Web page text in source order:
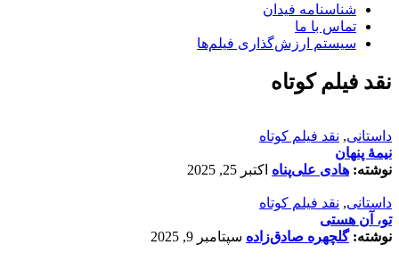
شناسنامه فیدان
تماس با ما
سیستم ارزش‌گذاری فیلم‌ها
نقد فیلم کوتاه
داستانی, نقد فیلم کوتاه
نیمۀ پنهان
نوشته: هادی علی‌پناه اکتبر 25, 2025
داستانی, نقد فیلم کوتاه
تو، آن هستی
نوشته:گلچهره صادق‌زاده سپتامبر 9, 2025